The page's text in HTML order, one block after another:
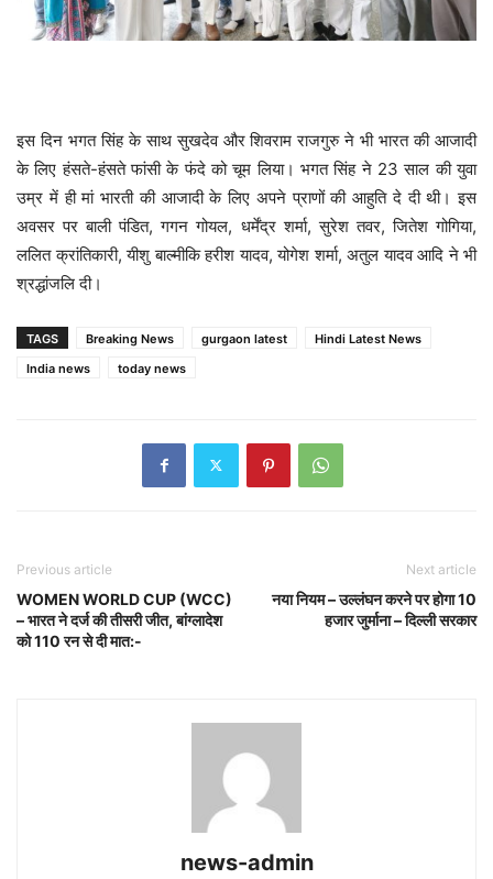
इस दिन भगत सिंह के साथ सुखदेव और शिवराम राजगुरु ने भी भारत की आजादी
के लिए हंसते-हंसते फांसी के फंदे को चूम लिया। भगत सिंह ने 23 साल की युवा
उम्र में ही मां भारती की आजादी के लिए अपने प्राणों की आहुति दे दी थी। इस
अवसर पर बाली पंडित, गगन गोयल, धर्मेंद्र शर्मा, सुरेश तवर, जितेश गोगिया,
ललित क्रांतिकारी, यीशु बाल्मीकि हरीश यादव, योगेश शर्मा, अतुल यादव आदि ने भी
श्रद्धांजलि दी।
TAGS Breaking News gurgaon latest
Hindi Latest News
India news
today news
Previous article
WOMEN WORLD CUP (WCC)
– भारत ने दर्ज की तीसरी जीत, बांग्लादेश
को 110 रन से दी मात:-
Next article
नया नियम – उल्लंघन करने पर होगा 10
हजार जुर्माना – दिल्ली सरकार
news-admin